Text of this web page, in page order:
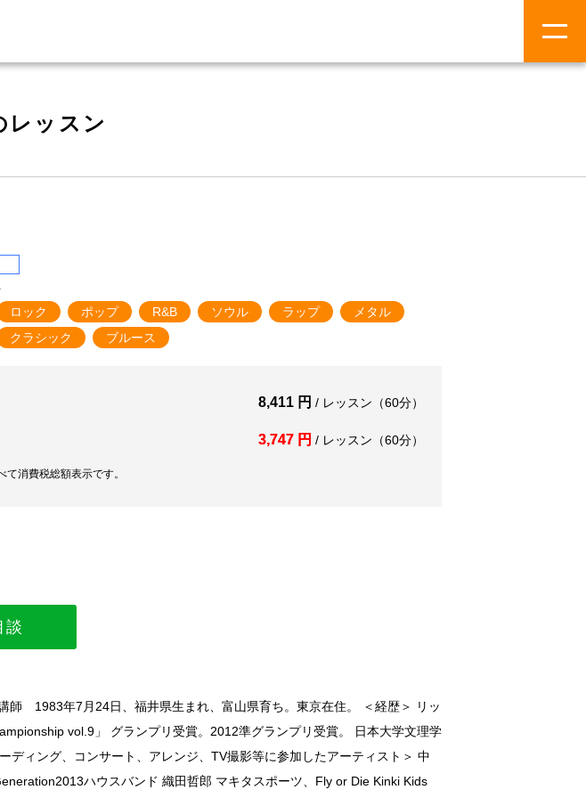
レッスン
ロック ポップ R&B ソウル ラップ
メタル
クラシック ブルース
8,411 円 / レッスン（60分）
3,747 円 / レッスン（60分）
消費税総額表示です。
談
師 1983年7月24日、福井県生まれ、富山県育ち。東京在住。 ＜経歴＞ リッ
vol.9」 グランプリ受賞。2012準グランプリ受賞。 日本大学文理学
ィング、コンサート、アレンジ、TV撮影等に参加したアーティスト＞ 中
ハウスバンド 織田哲郎 マキタスポーツ、Fly or Die Kinki Kids